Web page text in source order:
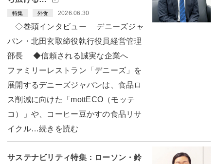
特集 外食 2026.06.30
◇巻頭インタビュー デニーズジャ
パン・北田玄取締役執行役員経営管理
部長 ◆信頼される誠実な企業へ
ファミリーレストラン「デニーズ」を
展開するデニーズジャパンは、食品ロ
ス削減に向けた「mottECO（モッテ
コ）」や、コーヒー豆かすの食品リサ
イクル…続きを読む
サステナビリティ特集：ローソン・鈴